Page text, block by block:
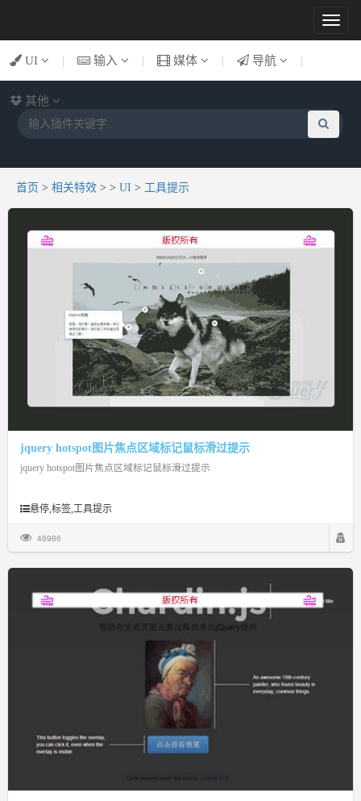
Toggle
UI | 输入 | 媒体 | 导航 |
其他
首页 > 相关特效 > > UI > 工具提示
jquery hotspot图片焦点区域标记鼠标滑过提示
jquery hotspot图片焦点区域标记鼠标滑过提示
悬停,标签,工具提示
46986